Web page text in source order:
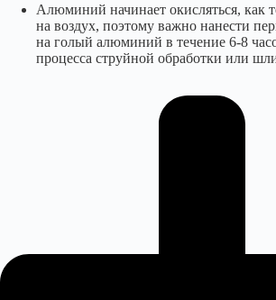
Алюминий начинает окисляться, как
на воздух, поэтому важно нанести
на голый алюминий в течение 6-8
процесса струйной обработки или